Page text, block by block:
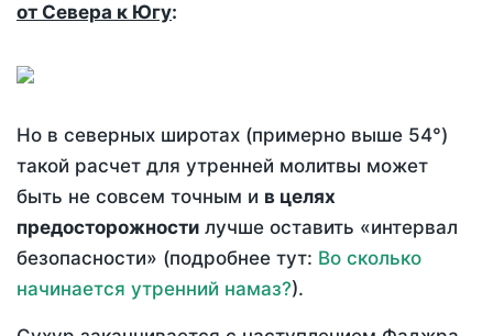
от Севера к Югу:
Но в северных широтах (примерно выше 54°)
такой расчет для утренней молитвы может
быть не совсем точным и в целях
предосторожности лучше оставить «интервал
безопасности» (подробнее тут: Во сколько
начинается утренний намаз?).